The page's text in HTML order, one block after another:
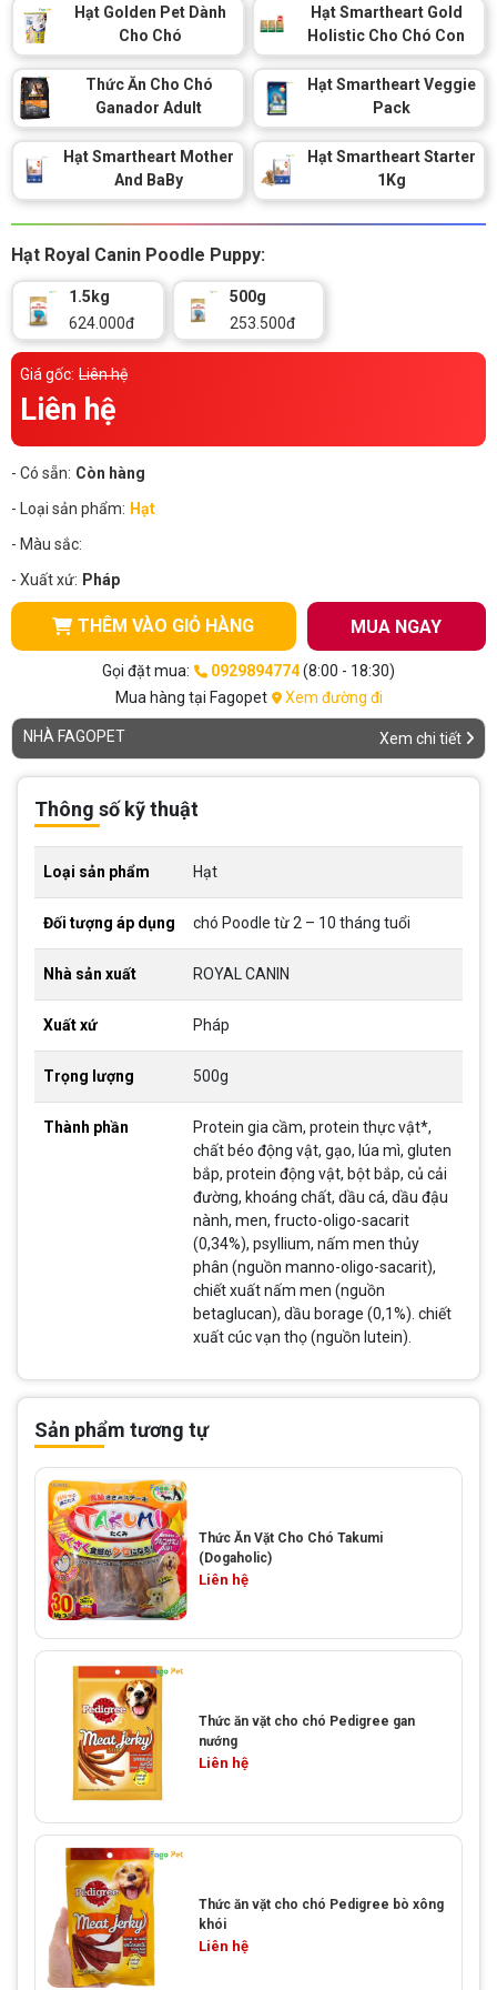
spa cho thú cưng
Thông tin về chó
Thông tin về mèo
CHÍNH SÁCH
Chính sách mua hàng Chính sách vận chuyển
Chính sách đổi trả
LIÊN HỆ
0929894774
Hạt Golden Pet Dành
Cho Chó
Hạt Smartheart Gold
Holistic Cho Chó Con
Thức Ăn Cho Chó
Ganador Adult
Hạt Smartheart Veggie
Pack
Hạt Smartheart Mother
And BaBy
Hạt Smartheart Starter
1Kg
Hạt Royal Canin Poodle Puppy:
1.5kg
624.000đ
500g
253.500đ
Giá gốc: Liên hệ
Liên hệ
- Có sẵn: Còn hàng
- Loại sản phẩm: Hạt
- Màu sắc:
- Xuất xứ: Pháp
THÊM VÀO GIỎ HÀNG MUA NGAY
Gọi đặt mua: 0929894774(8:00 - 18:30)
Mua hàng tại Fagopet
Xem đường đi
NHÀ FAGOPET Xem chi tiết
Thông số kỹ thuật
Loại sản phẩm Hạt
Đối tượng áp dụng chó Poodle từ 2 – 10 tháng tuổi
Nhà sản xuất ROYAL CANIN
Xuất xứ Pháp
Trọng lượng 500g
Thành phần
Protein gia cầm, protein thực vật*,
chất béo động vật, gạo, lúa mì, gluten
bắp, protein động vật, bột bắp, củ cải
đường, khoáng chất, dầu cá, dầu đậu
nành, men, fructo-oligo-sacarit
(0,34%), psyllium, nấm men thủy
phân (nguồn manno-oligo-sacarit),
chiết xuất nấm men (nguồn
betaglucan), dầu borage (0,1%). chiết
xuất cúc vạn thọ (nguồn lutein).
Sản phẩm tương tự
Thức Ăn Vặt Cho Chó Takumi
(Dogaholic)
Liên hệ
Thức ăn vặt cho chó Pedigree gan
nướng
Liên hệ
Thức ăn vặt cho chó Pedigree bò xông
khói
Liên hệ